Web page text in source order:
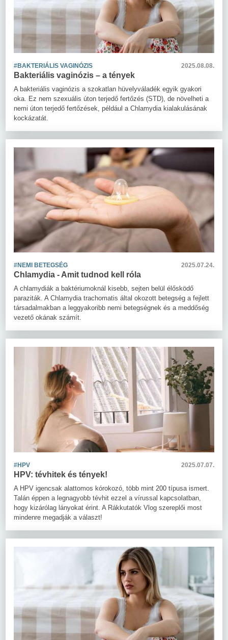
#BAKTERIÁLIS VAGINÓZIS 2025.08.08.
Bakteriális vaginózis – a tények
A bakteriális vaginózis a szokatlan hüvelyváladék egyik gyakori
oka. Ez nem szexuális úton terjedő fertőzés (STD), de növelheti a
nemi úton terjedő fertőzések, például a Chlamydia kialakulásának
kockázatát.
#NEMI BETEGSÉG 2025.07.24.
Chlamydia - Amit tudnod kell róla
A chlamydiák a baktériumoknál kisebb, sejten belül élősködő
paraziták. A Chlamydia trachomatis által okozott betegség a fejlett
társadalmakban a leggyakoribb nemi betegségnek és a meddőség
vezető okának számít.
#HPV 2025.07.07.
HPV: tévhitek és tények!
A HPV igencsak alattomos kórokozó, több mint 200 típusa ismert.
Talán éppen a legnagyobb tévhit ezzel a vírussal kapcsolatban,
hogy kizárólag lányokat érint. A Rákkutatók Vlog szereplői most
mindenre megadják a választ!